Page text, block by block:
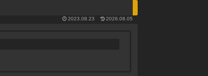
2023.08.23 2026.08.05